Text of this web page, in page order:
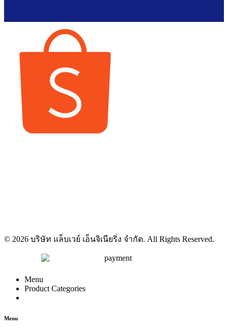
© 2026 บริษัท แล็บเวย์ เอ็นจิเนียริ่ง จำกัด. All Rights Reserved.
Menu
Product Categories
Menu